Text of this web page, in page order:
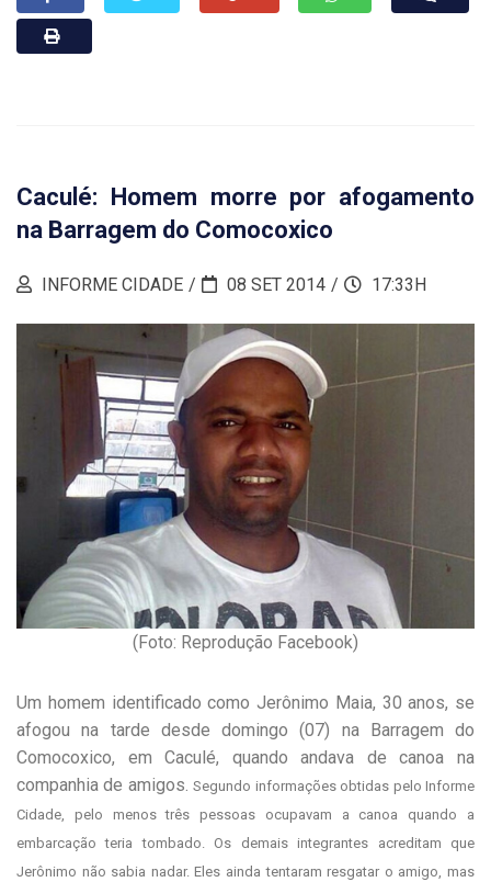
Caculé: Homem morre por afogamento
na Barragem do Comocoxico
INFORME CIDADE 08 SET 2014 17:33H
(Foto: Reprodução Facebook)
Um homem identificado como Jerônimo Maia, 30 anos, se
afogou na tarde desde domingo (07) na Barragem do
Comocoxico, em Caculé, quando andava de canoa na
companhia de amigos.Segundo informações obtidas pelo Informe
Cidade, pelo menos três pessoas ocupavam a canoa quando a
embarcação teria tombado. Os demais integrantes acreditam que
Jerônimo não sabia nadar. Eles ainda tentaram resgatar o amigo, mas